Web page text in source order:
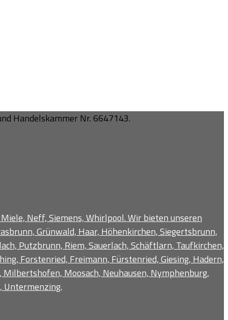
Handelskammer Nr. 6647143.
Neff, Siemens, Whirlpool. Wir bieten unseren
Grünwald, Haar, Höhenkirchen, Siegertsbrunn,
Putzbrunn, Riem, Sauerlach, Schäftlarn, Taufkirchen,
Forstenried, Freimann, Fürstenried, Giesing, Hadern,
Moosach, Neuhausen, Nymphenburg,
Untermenzing.